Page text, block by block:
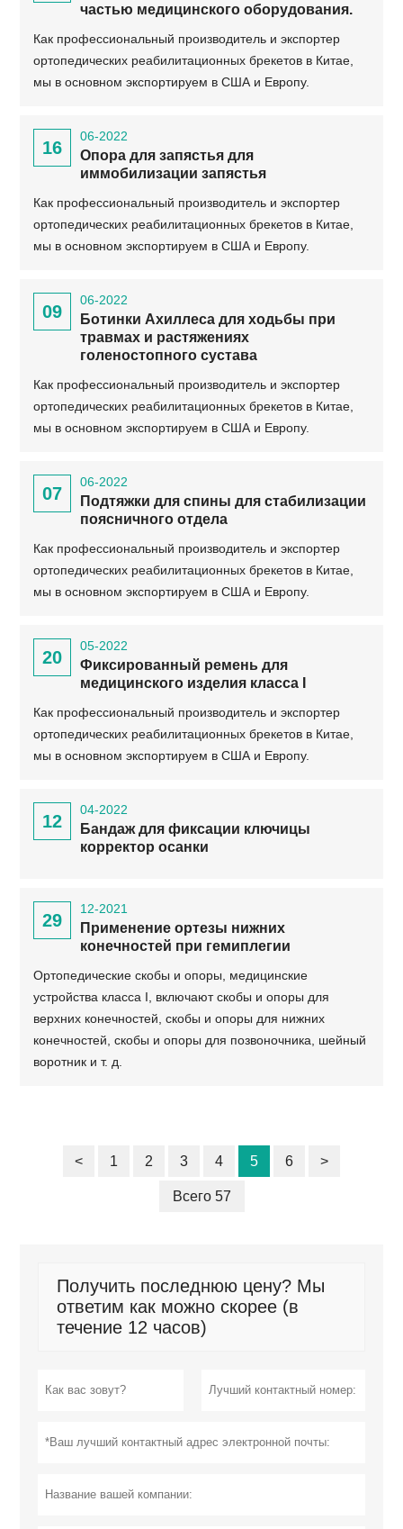
частью медицинского оборудования.
Как профессиональный производитель и экспортер
ортопедических реабилитационных брекетов в Китае,
мы в основном экспортируем в США и Европу.
16
06-2022
Опора для запястья для
иммобилизации запястья
Как профессиональный производитель и экспортер
ортопедических реабилитационных брекетов в Китае,
мы в основном экспортируем в США и Европу.
09
06-2022
Ботинки Ахиллеса для ходьбы при
травмах и растяжениях
голеностопного сустава
Как профессиональный производитель и экспортер
ортопедических реабилитационных брекетов в Китае,
мы в основном экспортируем в США и Европу.
07
06-2022
Подтяжки для спины для стабилизации
поясничного отдела
Как профессиональный производитель и экспортер
ортопедических реабилитационных брекетов в Китае,
мы в основном экспортируем в США и Европу.
20
05-2022
Фиксированный ремень для
медицинского изделия класса I
Как профессиональный производитель и экспортер
ортопедических реабилитационных брекетов в Китае,
мы в основном экспортируем в США и Европу.
12
04-2022
Бандаж для фиксации ключицы
корректор осанки
29
12-2021
Применение ортезы нижних
конечностей при гемиплегии
Ортопедические скобы и опоры, медицинские
устройства класса I, включают скобы и опоры для
верхних конечностей, скобы и опоры для нижних
конечностей, скобы и опоры для позвоночника, шейный
воротник и т. д.
< 1 2 3 4 5 6 >
Всего 57
Получить последнюю цену? Мы
ответим как можно скорее (в
течение 12 часов)